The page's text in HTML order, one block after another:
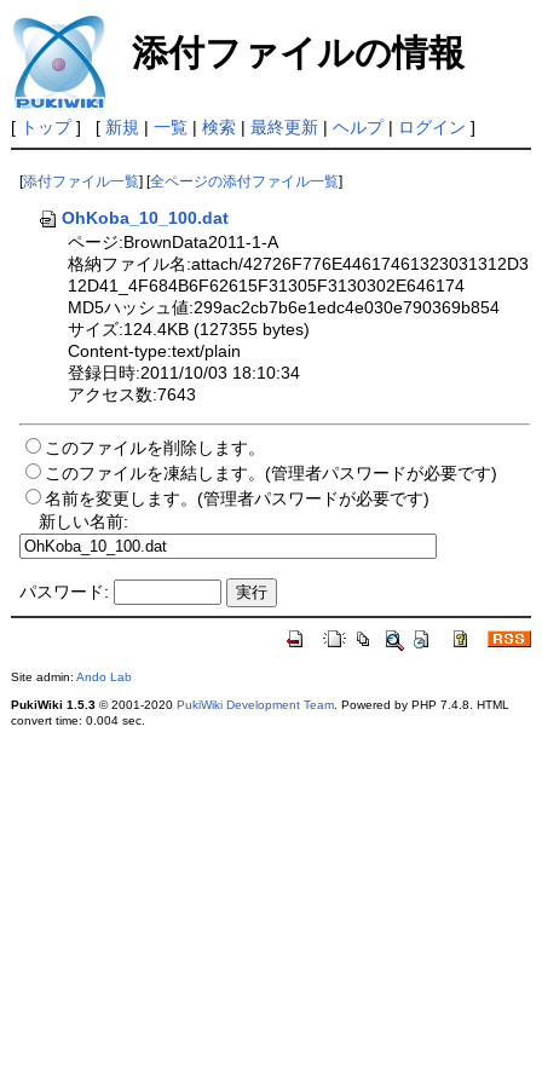
添付ファイルの情報
[ トップ] [ 新規 | 一覧| 検索| 最終更新| ヘルプ| ログイン ]
[添付ファイル一覧] [全ページの添付ファイル一覧]
OhKoba_10_100.dat
ページ:BrownData2011-1-A
格納ファイル名:attach/42726F776E44617461323031312D3
12D41_4F684B6F62615F31305F3130302E646174
MD5ハッシュ値:299ac2cb7b6e1edc4e030e790369b854
サイズ:124.4KB (127355 bytes)
Content-type:text/plain
登録日時:2011/10/03 18:10:34
アクセス数:7643
このファイルを削除します。
このファイルを凍結します。(管理者パスワードが必要です)
名前を変更します。(管理者パスワードが必要です)
新しい名前:
パスワード:
Site admin: Ando Lab
PukiWiki 1.5.3© 2001-2020 PukiWiki Development Team. Powered by PHP 7.4.8. HTML
convert time: 0.004 sec.